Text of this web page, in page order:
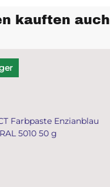
kauften auch